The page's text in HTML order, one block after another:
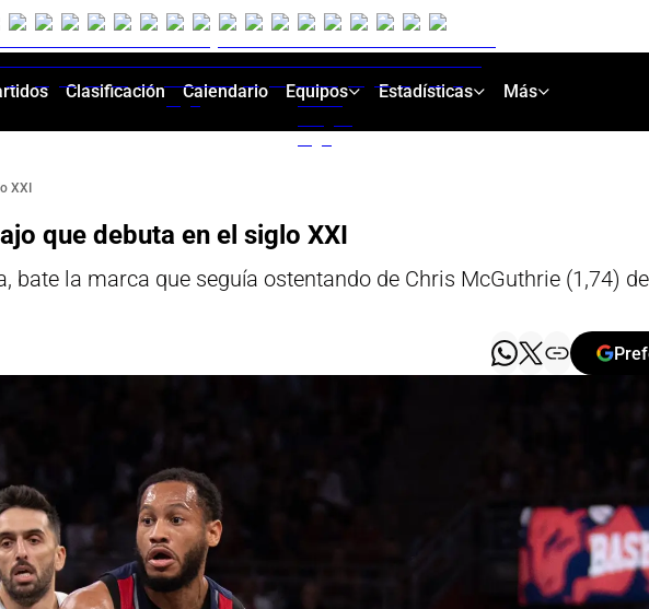
Clasificación Calendario Equipos Estadísticas Más
XXI
que debuta en el siglo XXI
bate la marca que seguía ostentando de Chris McGuthrie (1,74)